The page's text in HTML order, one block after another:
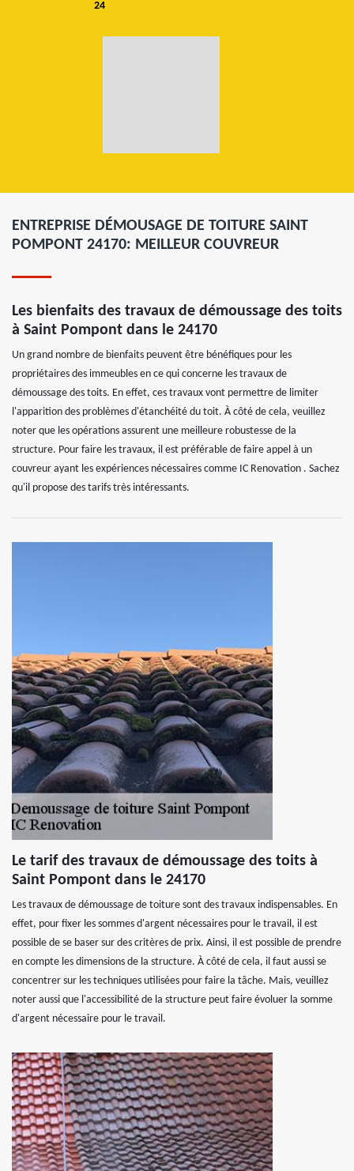
24
ENTREPRISE DÉMOUSAGE DE TOITURE SAINT
POMPONT 24170: MEILLEUR COUVREUR
Les bienfaits des travaux de démoussage des toits
à Saint Pompont dans le 24170
Un grand nombre de bienfaits peuvent être bénéfiques pour les
propriétaires des immeubles en ce qui concerne les travaux de
démoussage des toits. En effet, ces travaux vont permettre de limiter
l'apparition des problèmes d'étanchéité du toit. À côté de cela, veuillez
noter que les opérations assurent une meilleure robustesse de la
structure. Pour faire les travaux, il est préférable de faire appel à un
couvreur ayant les expériences nécessaires comme IC Renovation . Sachez
qu'il propose des tarifs très intéressants.
Le tarif des travaux de démoussage des toits à
Saint Pompont dans le 24170
Les travaux de démoussage de toiture sont des travaux indispensables. En
effet, pour fixer les sommes d'argent nécessaires pour le travail, il est
possible de se baser sur des critères de prix. Ainsi, il est possible de prendre
en compte les dimensions de la structure. À côté de cela, il faut aussi se
concentrer sur les techniques utilisées pour faire la tâche. Mais, veuillez
noter aussi que l'accessibilité de la structure peut faire évoluer la somme
d'argent nécessaire pour le travail.